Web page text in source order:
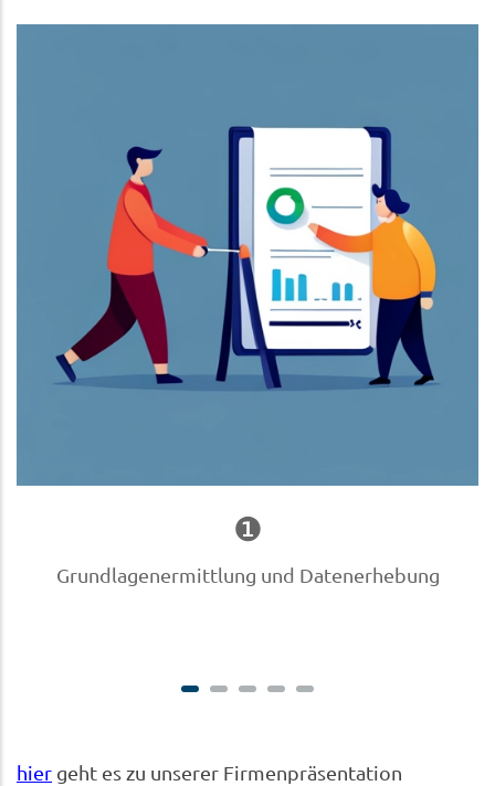
❶
Grundlagenermittlung und Datenerhebung
hier geht es zu unserer Firmenpräsentation